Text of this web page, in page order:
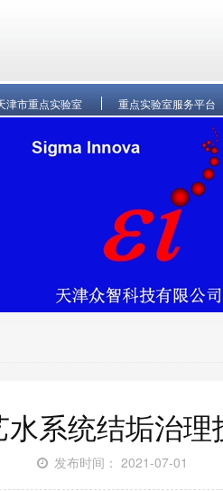
津市重点实验室 重点实验室服务平台
系统结垢治
发布时间： 2021-07-01